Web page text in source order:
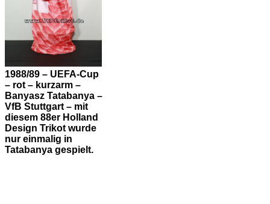
nur einmalig in
Tatabanya gespielt.
1988/89 – UEFA-Cup
– rot – kurzarm –
Banyasz Tatabanya –
VfB Stuttgart – mit
diesem 88er Holland
Design Trikot wurde
nur einmalig in
Tatabanya gespielt.